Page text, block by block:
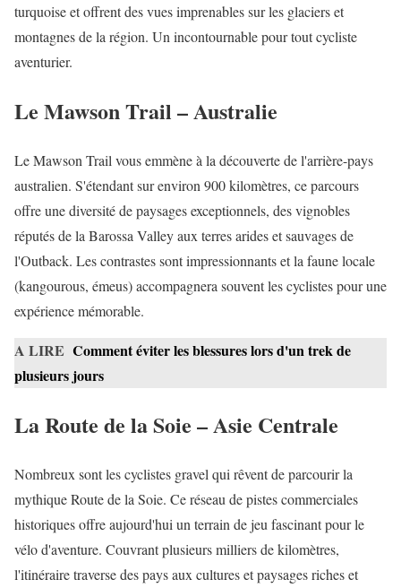
turquoise et offrent des vues imprenables sur les glaciers et
montagnes de la région. Un incontournable pour tout cycliste
aventurier.
Le Mawson Trail – Australie
Le Mawson Trail vous emmène à la découverte de l'arrière-pays
australien. S'étendant sur environ 900 kilomètres, ce parcours
offre une diversité de paysages exceptionnels, des vignobles
réputés de la Barossa Valley aux terres arides et sauvages de
l'Outback. Les contrastes sont impressionnants et la faune locale
(kangourous, émeus) accompagnera souvent les cyclistes pour une
expérience mémorable.
A LIRE Comment éviter les blessures lors d'un trek de
plusieurs jours
La Route de la Soie – Asie Centrale
Nombreux sont les cyclistes gravel qui rêvent de parcourir la
mythique Route de la Soie. Ce réseau de pistes commerciales
historiques offre aujourd'hui un terrain de jeu fascinant pour le
vélo d'aventure. Couvrant plusieurs milliers de kilomètres,
l'itinéraire traverse des pays aux cultures et paysages riches et